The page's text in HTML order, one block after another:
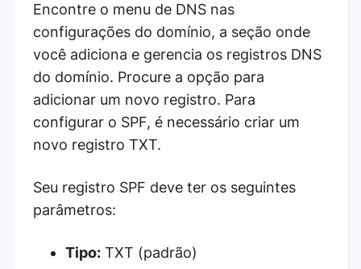
Encontre o menu de DNS nas
configurações do domínio, a seção onde
você adiciona e gerencia os registros DNS
do domínio. Procure a opção para
adicionar um novo registro. Para
configurar o SPF, é necessário criar um
novo registro TXT.
Seu registro SPF deve ter os seguintes
parâmetros:
Tipo: TXT (padrão)